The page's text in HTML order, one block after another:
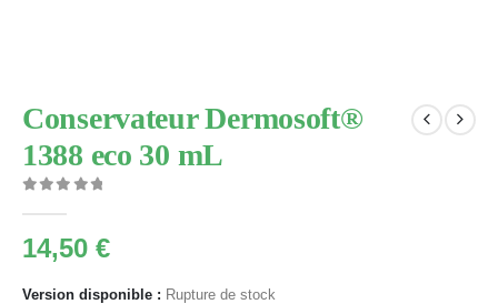
Conservateur Dermosoft®
1388 eco 30 mL
14,50 €
Version disponible : Rupture de stock